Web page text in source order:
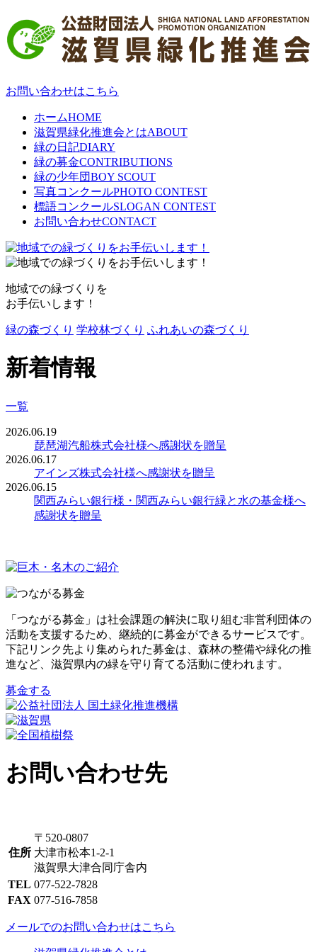
お問い合わせはこちら
ホームHOME
滋賀県緑化推進会とはABOUT
緑の日記DIARY
緑の募金CONTRIBUTIONS
緑の少年団BOY SCOUT
写真コンクールPHOTO CONTEST
標語コンクールSLOGAN CONTEST
お問い合わせCONTACT
地域での緑づくりを
お手伝いします！
緑の森づくり 学校林づくり ふれあいの森づくり
新着情報
一覧
2026.06.19
琵琶湖汽船株式会社様へ感謝状を贈呈
2026.06.17
アインズ株式会社様へ感謝状を贈呈
2026.06.15
関西みらい銀行様・関西みらい銀行緑と水の基金様へ
感謝状を贈呈
「つながる募金」は社会課題の解決に取り組む非営利団体の
活動を支援するため、継続的に募金ができるサービスです。
下記リンク先より集められた募金は、森林の整備や緑化の推
進など、滋賀県内の緑を守り育てる活動に使われます。
募金する
お問い合わせ先
住所
〒520-0807
大津市松本1-2-1
滋賀県大津合同庁舎内
TEL 077-522-7828
FAX 077-516-7858
メールでのお問い合わせはこちら